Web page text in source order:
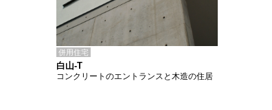
併用住宅
白山-T
コンクリートのエントランスと木造の住居